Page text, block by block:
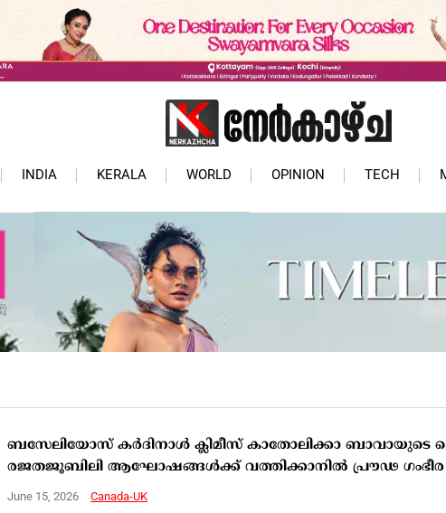
INDIA KERALA WORLD OPINION TECH
ബസേലിയോസ് കര്‍ദിനാള്‍ ക്ലിമീസ് കാതോലിക്കാ ബാവായുടെ
രജതജൂബിലി ആഘോഷങ്ങള്‍ക്ക് വത്തിക്കാനില്‍ പ്രൗഢ ഗംഭീര
June 15, 2026 Canada-UK